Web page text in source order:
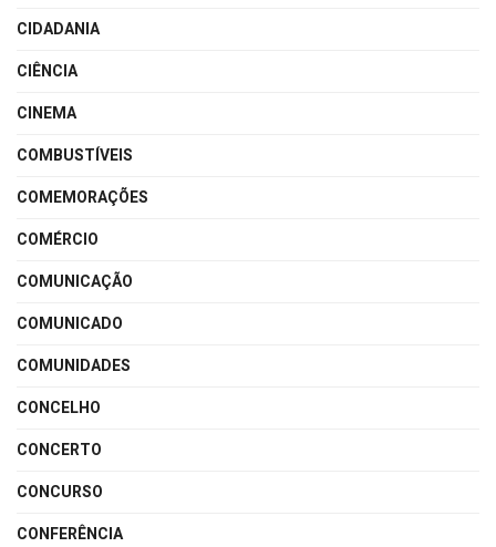
CIDADANIA
CIÊNCIA
CINEMA
COMBUSTÍVEIS
COMEMORAÇÕES
COMÉRCIO
COMUNICAÇÃO
COMUNICADO
COMUNIDADES
CONCELHO
CONCERTO
CONCURSO
CONFERÊNCIA